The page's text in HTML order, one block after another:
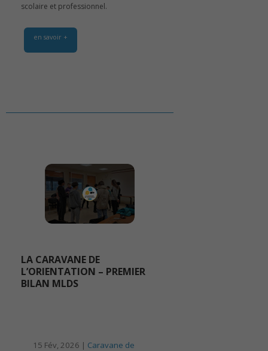
scolaire et professionnel.
en savoir +
LA CARAVANE DE
L’ORIENTATION – PREMIER
BILAN MLDS
15 Fév, 2026 | Caravane de